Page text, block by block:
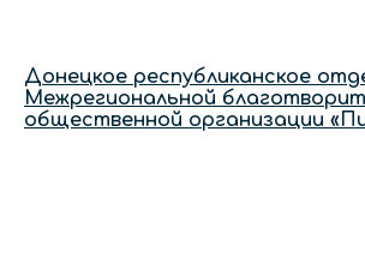
Донецкое республиканское
Межрегиональной
общественной организации